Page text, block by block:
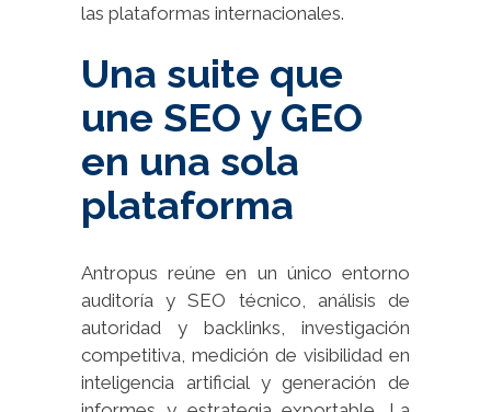
las plataformas internacionales.
Una suite que
une SEO y GEO
en una sola
plataforma
Antropus reúne en un único entorno
auditoría y SEO técnico, análisis de
autoridad y backlinks, investigación
competitiva, medición de visibilidad en
inteligencia artificial y generación de